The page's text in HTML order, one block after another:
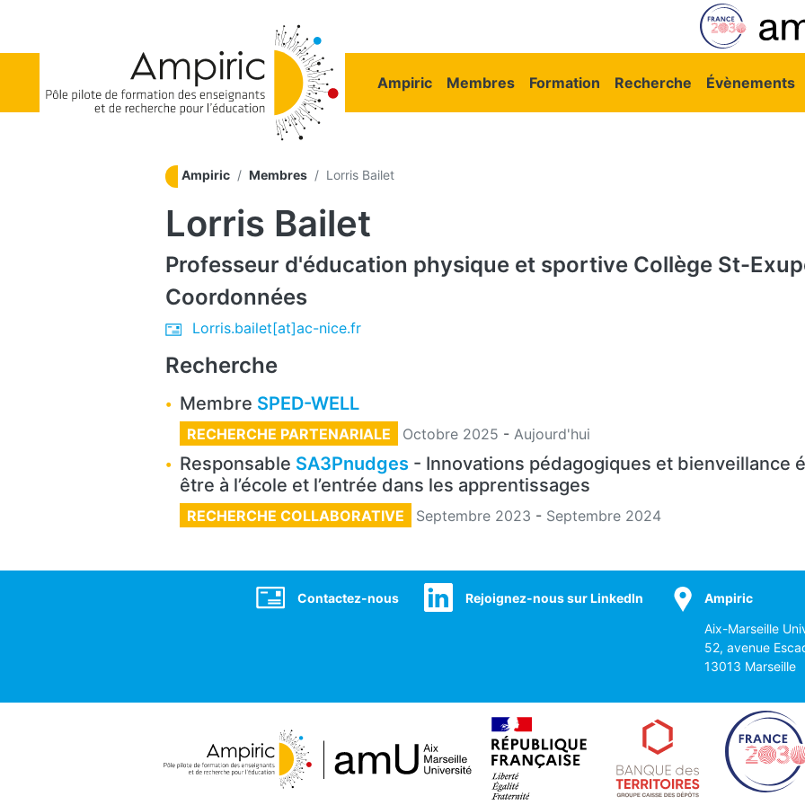
Navigation principale
Ampiric Membres Formation Recherche Évènements
Ampiric Membres Lorris Bailet
Lorris Bailet
Professeur d'éducation physique et sportive Collège St-
Coordonnées
Lorris.bailet[at]ac-nice.fr
Recherche
Membre SPED-WELL
RECHERCHE PARTENARIALE Octobre 2025 - Aujourd'hui
Responsable SA3Pnudges - Innovations pédagogiques et bienveillance
être à l’école et l’entrée dans les apprentissages
RECHERCHE COLLABORATIVE Septembre 2023 - Septembre 2024
SocialContactez-nous Rejoignez-nous sur LinkedIn Ampiric
Aix-Marseille
52, avenue
13013 Marseille